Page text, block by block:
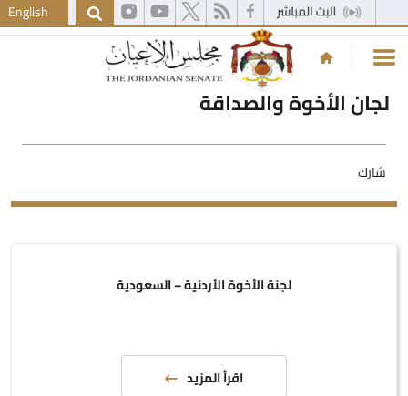
English
لجان الأخوة والصداقة
شارك
لجنة الأخوة الأردنية – السعودية
اقرأ المزيد